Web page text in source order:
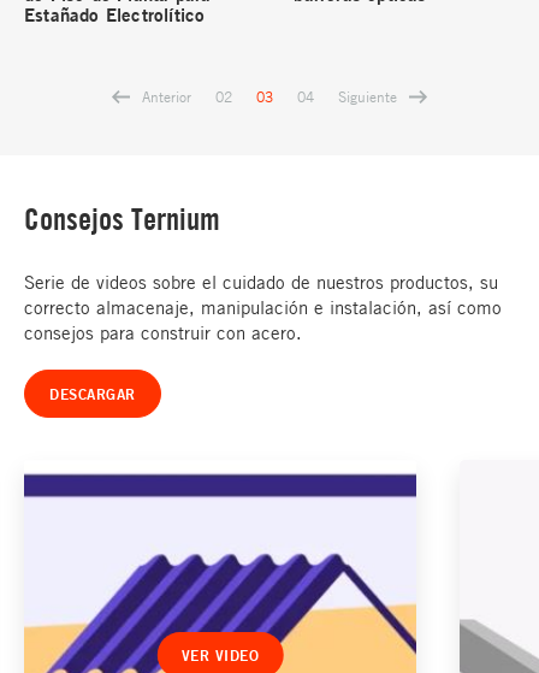
Estañado Electrolítico
Anterior 02 03 04 Siguiente
Consejos Ternium
Serie de videos sobre el cuidado de nuestros productos, su
correcto almacenaje, manipulación e instalación, así como
consejos para construir con acero.
DESCARGAR
VER VIDEO